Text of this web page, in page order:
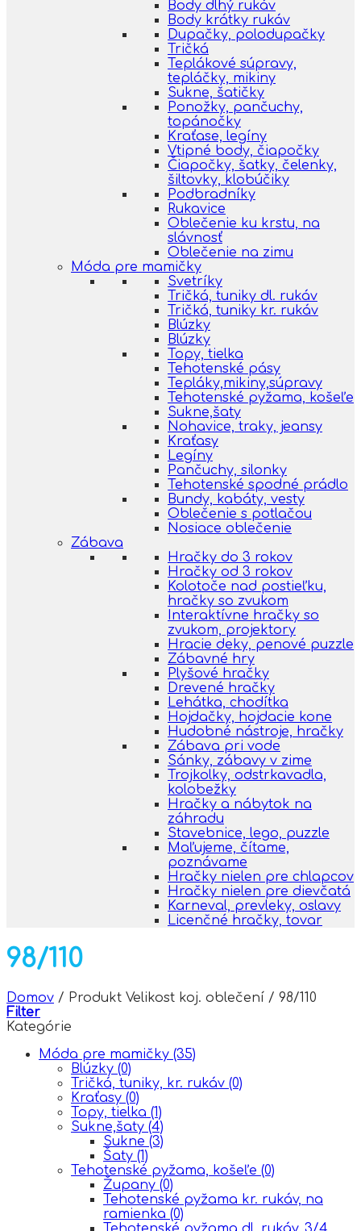
Body dlhý rukáv
Body krátky rukáv
Dupačky, polodupačky
Tričká
Teplákové súpravy,
tepláčky, mikiny
Sukne, šatičky
Ponožky, pančuchy,
topánočky
Kraťase, legíny
Vtipné body, čiapočky
Čiapočky, šatky, čelenky,
šiltovky, klobúčiky
Podbradníky
Rukavice
Oblečenie ku krstu, na
slávnosť
Oblečenie na zimu
Móda pre mamičky
Svetríky
Tričká, tuniky dl. rukáv
Tričká, tuniky kr. rukáv
Blúzky
Blúzky
Topy, tielka
Tehotenské pásy
Tepláky,mikiny,súpravy
Tehotenské pyžama, košeľe
Sukne,šaty
Nohavice, traky, jeansy
Kraťasy
Legíny
Pančuchy, silonky
Tehotenské spodné prádlo
Bundy, kabáty, vesty
Oblečenie s potlačou
Nosiace oblečenie
Zábava
Hračky do 3 rokov
Hračky od 3 rokov
Kolotoče nad postieľku,
hračky so zvukom
Interaktívne hračky so
zvukom, projektory
Hracie deky, penové puzzle
Zábavné hry
Plyšové hračky
Drevené hračky
Lehátka, chodítka
Hojdačky, hojdacie kone
Hudobné nástroje, hračky
Zábava pri vode
Sánky, zábavy v zime
Trojkolky, odstrkavadla,
kolobežky
Hračky a nábytok na
záhradu
Stavebnice, lego, puzzle
Maľujeme, čítame,
poznávame
Hračky nielen pre chlapcov
Hračky nielen pre dievčatá
Karneval, prevleky, oslavy
Licenčné hračky, tovar
98/110
Domov / Produkt Velikost koj. oblečení / 98/110
Filter
Kategórie
Móda pre mamičky (35)
Blúzky (0)
Tričká, tuniky, kr. rukáv (0)
Kraťasy (0)
Topy, tielka (1)
Sukne,šaty (4)
Sukne (3)
Šaty (1)
Tehotenské pyžama, košeľe (0)
Župany (0)
Tehotenské pyžama kr. rukáv, na
ramienka (0)